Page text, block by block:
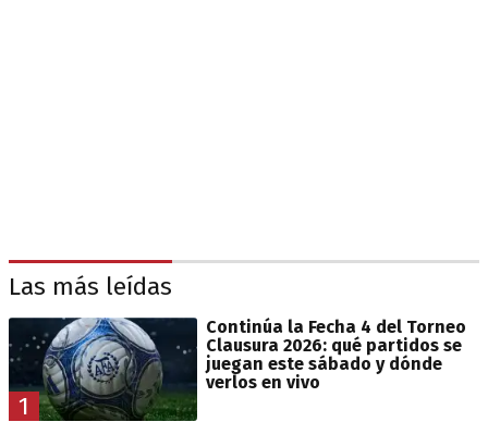
Las más leídas
1
Continúa la Fecha 4 del Torneo
Clausura 2026: qué partidos se
juegan este sábado y dónde
verlos en vivo